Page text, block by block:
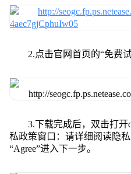
2.点击官网首页的“免费
3.下载完成后，双击打
私政策窗口：请详细阅读隐
“Agree”进入下一步。